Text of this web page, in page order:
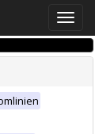
Toggle